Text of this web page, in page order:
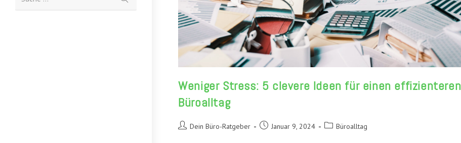
abschicken
Weniger Stress: 5 clevere Ideen für einen effizienteren
Büroalltag
Beitrags-Dein Büro-Ratgeber
BeitragJanuar 9, 2024
Beitrags-
Büroalltag